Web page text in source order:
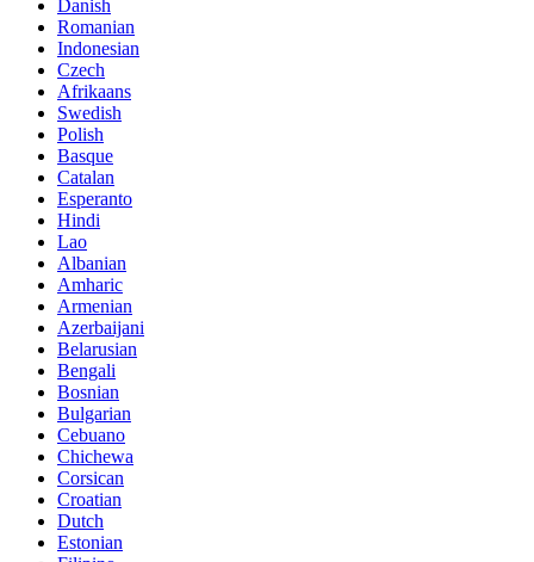
Danish
Romanian
Indonesian
Czech
Afrikaans
Swedish
Polish
Basque
Catalan
Esperanto
Hindi
Lao
Albanian
Amharic
Armenian
Azerbaijani
Belarusian
Bengali
Bosnian
Bulgarian
Cebuano
Chichewa
Corsican
Croatian
Dutch
Estonian